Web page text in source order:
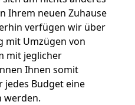
Ihrem neuen Zuhause
verfügen wir über
mit Umzügen von
mit jeglicher
Ihnen somit
Budget eine
werden.